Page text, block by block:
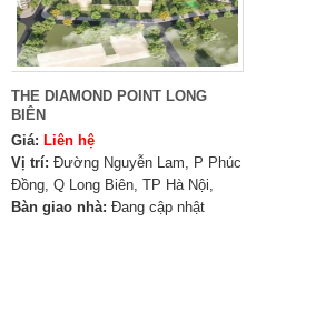
THE DIAMOND POINT LONG
BIÊN
Giá: Liên hệ
Vị trí: Đường Nguyễn Lam, P Phúc
Đồng, Q Long Biên, TP Hà Nội,
Bàn giao nhà: Đang cập nhật